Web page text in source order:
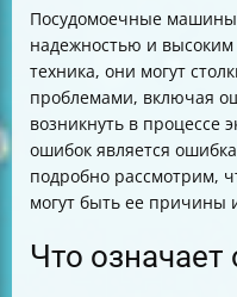
Посудомоечные машины
надежностью и
техника, они могут
проблемами, включая
возникнуть в процессе
ошибок является
подробно рассмотрим,
могут быть ее причины
Что означает